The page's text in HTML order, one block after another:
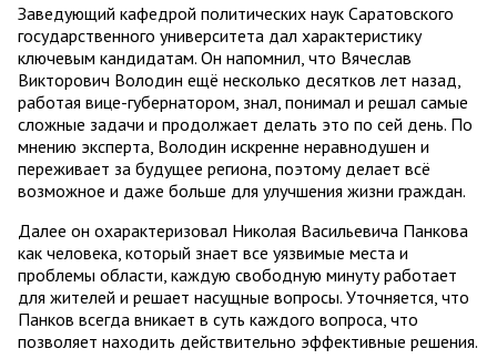
Заведующий кафедрой политических наук Саратовского
государственного университета дал характеристику
ключевым кандидатам. Он напомнил, что Вячеслав
Викторович Володин ещё несколько десятков лет назад,
работая вице-губернатором, знал, понимал и решал самые
сложные задачи и продолжает делать это по сей день. По
мнению эксперта, Володин искренне неравнодушен и
переживает за будущее региона, поэтому делает всё
возможное и даже больше для улучшения жизни граждан.
Далее он охарактеризовал Николая Васильевича Панкова
как человека, который знает все уязвимые места и
проблемы области, каждую свободную минуту работает
для жителей и решает насущные вопросы. Уточняется, что
Панков всегда вникает в суть каждого вопроса, что
позволяет находить действительно эффективные решения.